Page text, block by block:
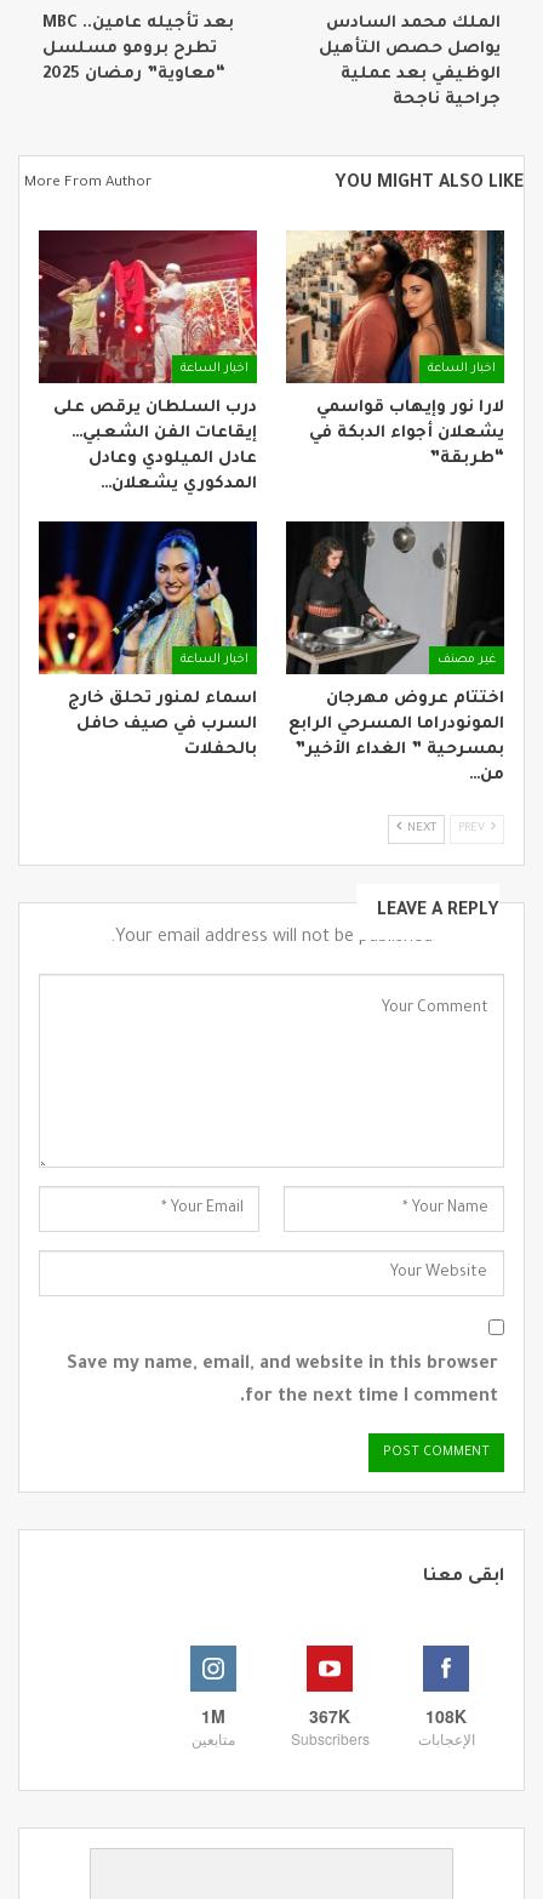
الملك محمد السادس
يواصل حصص التأهيل
الوظيفي بعد عملية
جراحية ناجحة
بعد تأجيله عامين.. MBC
تطرح برومو مسلسل
“معاوية” رمضان 2025
YOU MIGHT ALSO LIKE
More From Author
اخبار الساعة
لارا نور وإيهاب قواسمي
يشعلان أجواء الدبكة في
“طربقة”
اخبار الساعة
درب السلطان يرقص على
إيقاعات الفن الشعبي…
عادل الميلودي وعادل
المدكوري يشعلان…
غير مصنف
اختتام عروض مهرجان
المونودراما المسرحي الرابع
بمسرحية ” الغداء الأخير”
من…
اخبار الساعة
اسماء لمنور تحلق خارج
السرب في صيف حافل
بالحفلات
NEXT
LEAVE A REPLY
Your email address will not be published.
Save my name, email, and website in this browser
for the next time I comment.
ابقى معنا
108K
الإعجابات
367K
Subscribers
1M
متابعين